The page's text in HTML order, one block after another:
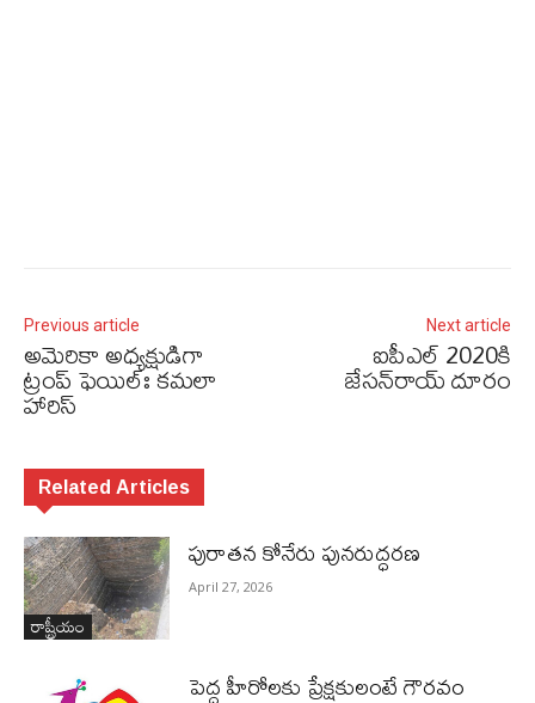
Previous article
అమెరికా అధ్యక్షుడిగా
ట్రంప్‌ ఫెయిల్‌ః కమలా
హారిస్‌
Next article
ఐపీఎల్‌ 2020కి
జేసన్‌రాయ్‌ దూరం
Related Articles
రాష్ట్రీయం
పురాత‌న కోనేరు పున‌రుద్ధ‌ర‌ణ
April 27, 2026
పెద్ద హీరోల‌కు ప్రేక్ష‌కులంటే గౌర‌వం